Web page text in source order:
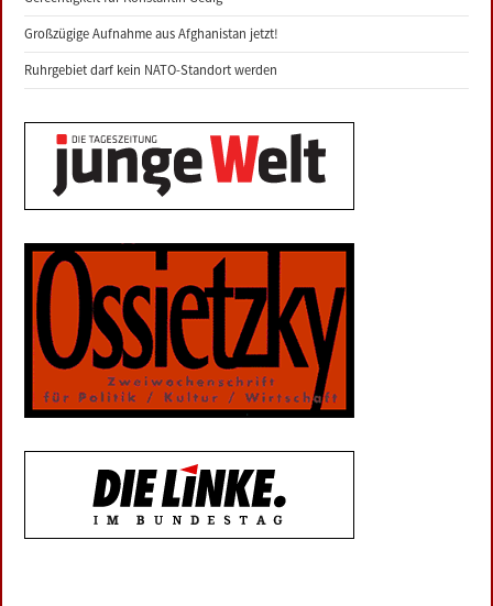
Großzügige Aufnahme aus Afghanistan jetzt!
Ruhrgebiet darf kein NATO-Standort werden